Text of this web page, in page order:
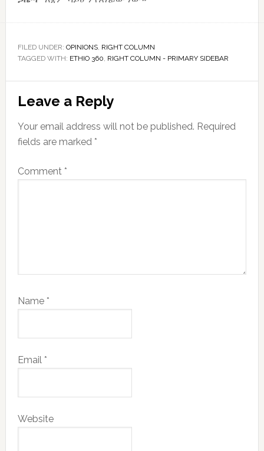
FILED UNDER: OPINIONS, RIGHT COLUMN
TAGGED WITH: ETHIO 360, RIGHT COLUMN - PRIMARY SIDEBAR
Interactions
Leave a Reply
Your email address will not be published. Required
fields are marked *
Comment *
Name *
Email *
Website